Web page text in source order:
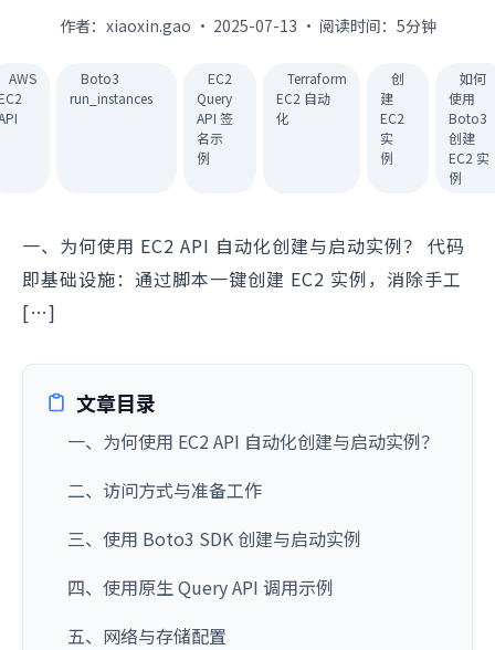
作者：xiaoxin.gao · 2025-07-13 · 阅读时间：5分钟
AWS
Boto3
run_instances
EC2
Query
API 签
名示
例
Terraform
EC2 自动
化
创
建
EC2
实
例
如何
使用
Boto3
创建
EC2 实
例
一、为何使用 EC2 API 自动化创建与启动实例？ 代码
即基础设施：通过脚本一键创建 EC2 实例，消除手工
[…]
文章目录
一、为何使用 EC2 API 自动化创建与启动实例？
二、访问方式与准备工作
三、使用 Boto3 SDK 创建与启动实例
四、使用原生 Query API 调用示例
五、网络与存储配置